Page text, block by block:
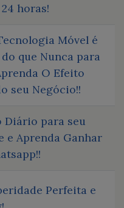
horas!
Móvel é
que Nunca para
O Efeito
seu Negócio!!
Diário para seu
e Aprenda Ganhar
Perfeita e